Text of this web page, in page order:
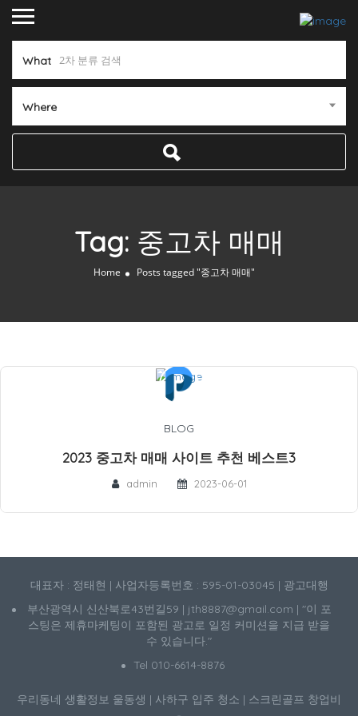
What
Where
Tag: 중고차 매매
Home Posts tagged "중고차 매매"
BLOG
2023 중고차 매매 사이트 추천 베스트3
admin 2023-06-01
대표자 : 정태현 | 사업자등록번호 : 595-01-03045 | 광고대행
부산광역시 신산북로43번길59 | jth8887@gmail.com | "이 포
스팅은 제휴마케팅이 포함된 광고로 일정 커미션을 지급 받을
수 있습니다."
Tel 010-6614-8876
우리동네 생활정보 울동생 | 사하구 입주 청소 | 스크린골프 창업비